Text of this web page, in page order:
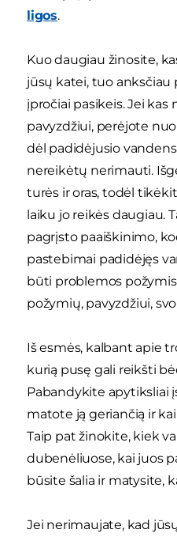
ligos.
Kuo daugiau žinosite,
jūsų katei, tuo anksčiau
įpročiai pasikeis. Jei kas
pavyzdžiui, perėjote
dėl padidėjusio
nereikėtų nerimauti.
turės ir oras, todėl
laiku jo reikės daugiau.
pagrįsto paaiškinimo,
pastebimai padidėjęs
būti problemos
požymių, pavyzdžiui,
Iš esmės, kalbant apie
kurią pusę gali reikšti
Pabandykite apytiksliai
matote ją geriančią ir
Taip pat žinokite, kiek
dubenėliuose, kai juos
būsite šalia ir matysite,
Jei nerimaujate, kad